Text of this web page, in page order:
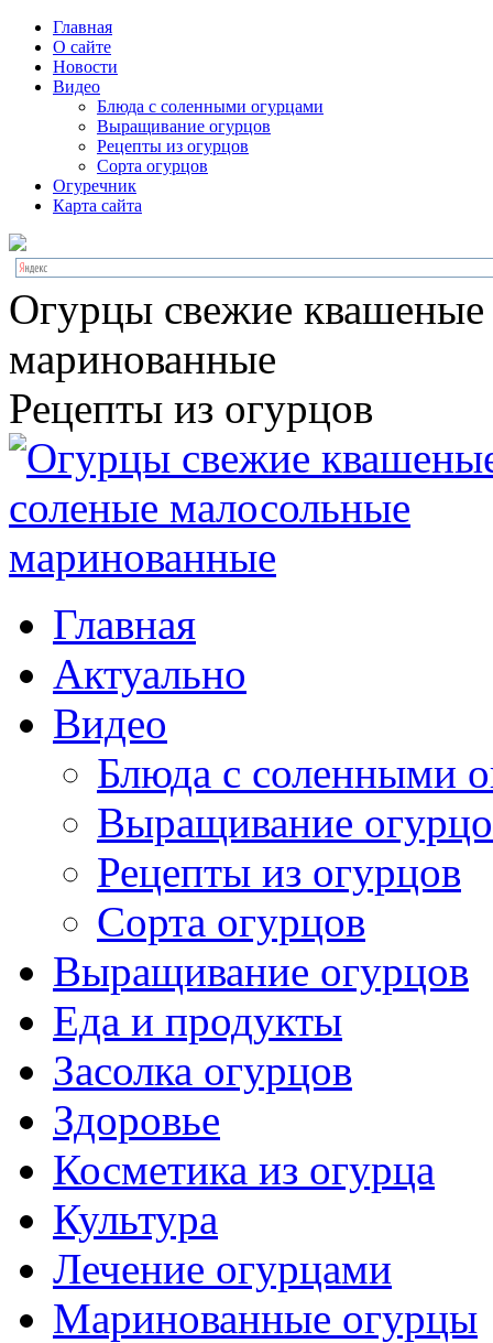
Главная
О сайте
Новости
Видео
Блюда с соленными огурцами
Выращивание огурцов
Рецепты из огурцов
Сорта огурцов
Огуречник
Карта сайта
Огурцы свежие
маринованные
Рецепты из огурцов
Главная
Актуально
Видео
Блюда с соленными
Выращивание
Рецепты из огурцов
Сорта огурцов
Выращивание огурцов
Еда и продукты
Засолка огурцов
Здоровье
Косметика из огурца
Культура
Лечение огурцами
Маринованные огурцы